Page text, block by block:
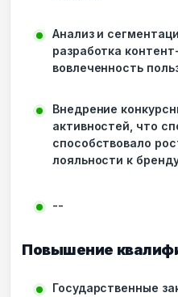
Анализ и
разработка
вовлеченность
Внедрение
активностей, что
способствовало
лояльности к
--
Повышение
Государственные